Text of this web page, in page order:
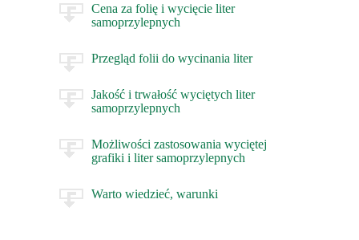
Cena za folię i wycięcie liter
samoprzylepnych
Przegląd folii do wycinania liter
Jakość i trwałość wyciętych liter
samoprzylepnych
Możliwości zastosowania wyciętej
grafiki i liter samoprzylepnych
Warto wiedzieć, warunki